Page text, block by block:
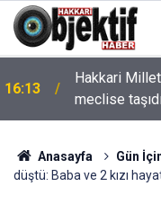
16:13
Hakkari
meclise taşıdı
Anasayfa Gün
düştü: Baba ve 2 kızı